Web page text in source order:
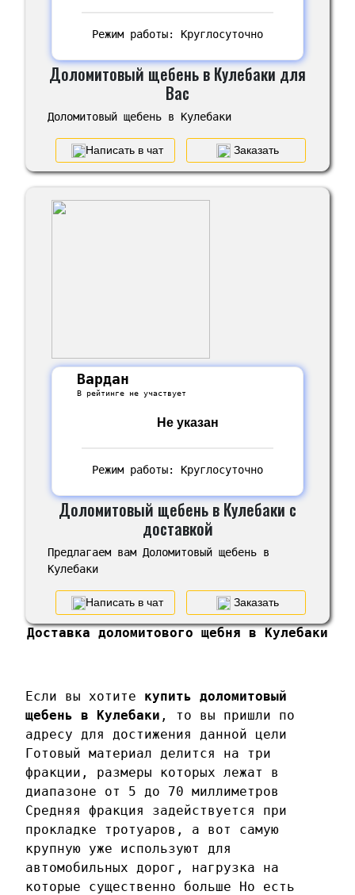
Режим работы: Круглосуточно
Доломитовый щебень в Кулебаки для
Вас
Доломитовый щебень в Кулебаки
Написать в чат Заказать
Вардан
В рейтинге не участвует
Не указан
Режим работы: Круглосуточно
Доломитовый щебень в Кулебаки с
доставкой
Предлагаем вам Доломитовый щебень в
Кулебаки
Написать в чат Заказать
Доставка доломитового щебня в Кулебаки
Если вы хотите купить доломитовый
щебень в Кулебаки , то вы пришли по
адресу для достижения данной цели
Готовый материал делится на три
фракции, размеры которых лежат в
диапазоне от 5 до 70 миллиметров
Средняя фракция задействуется при
прокладке тротуаров, а вот самую
крупную уже используют для
автомобильных дорог, нагрузка на
которые существенно больше Но есть